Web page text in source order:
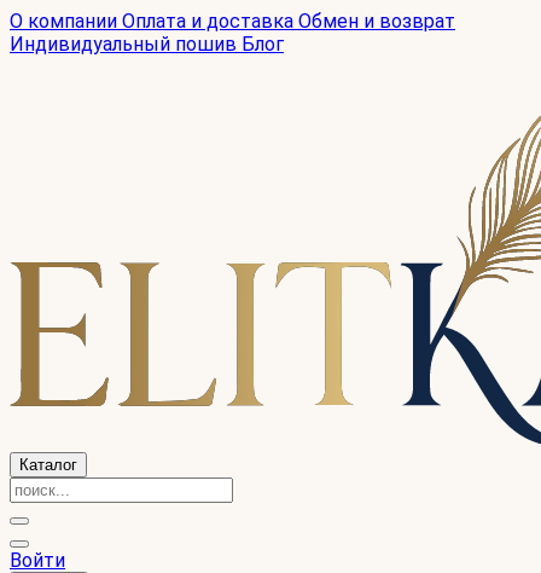
О компании Оплата и доставка Обмен и возврат
Индивидуальный пошив Блог
Каталог
Войти